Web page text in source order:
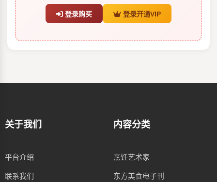
登录购买 登录开通VIP
关于我们
平台介绍
联系我们
内容分类
烹饪艺术家
东方美食电子刊